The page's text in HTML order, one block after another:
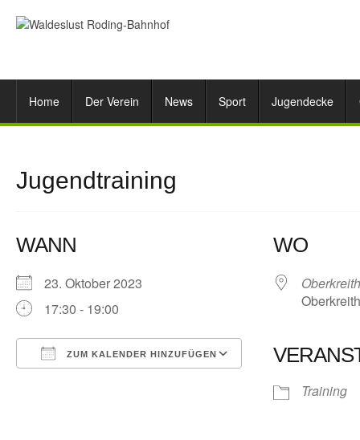
Home Der Verein News Sport Jugendecke
Jugendtraining
WANN
23. Oktober 2023
17:30 - 19:00
ZUM KALENDER HINZUFÜGEN
Google Kalender
WO
Oberkreith
Training